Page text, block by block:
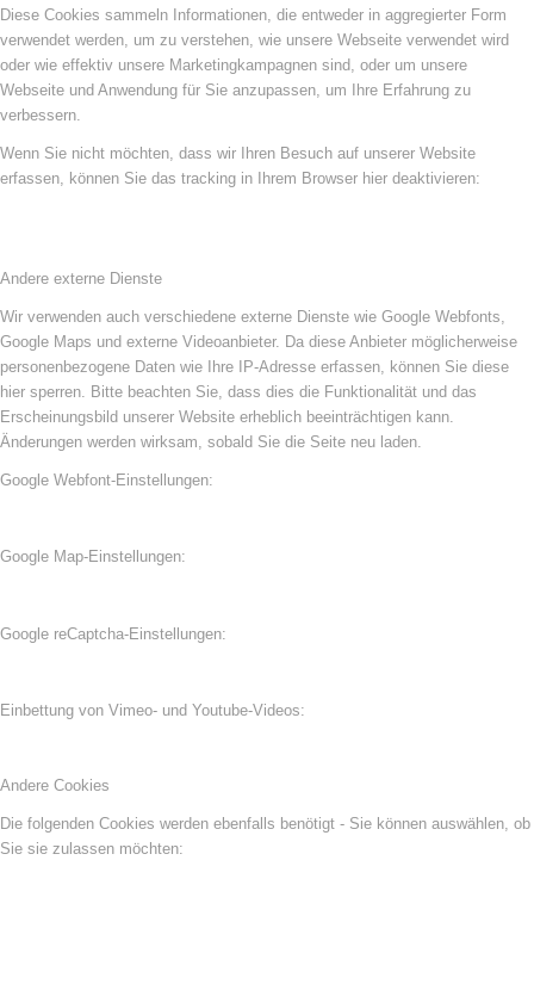
Diese Cookies sammeln Informationen, die entweder in aggregierter Form
verwendet werden, um zu verstehen, wie unsere Webseite verwendet wird
oder wie effektiv unsere Marketingkampagnen sind, oder um unsere
Webseite und Anwendung für Sie anzupassen, um Ihre Erfahrung zu
verbessern.
Wenn Sie nicht möchten, dass wir Ihren Besuch auf unserer Website
erfassen, können Sie das tracking in Ihrem Browser hier deaktivieren:
Andere externe Dienste
Wir verwenden auch verschiedene externe Dienste wie Google Webfonts,
Google Maps und externe Videoanbieter. Da diese Anbieter möglicherweise
personenbezogene Daten wie Ihre IP-Adresse erfassen, können Sie diese
hier sperren. Bitte beachten Sie, dass dies die Funktionalität und das
Erscheinungsbild unserer Website erheblich beeinträchtigen kann.
Änderungen werden wirksam, sobald Sie die Seite neu laden.
Google Webfont-Einstellungen:
Google Map-Einstellungen:
Google reCaptcha-Einstellungen:
Einbettung von Vimeo- und Youtube-Videos:
Andere Cookies
Die folgenden Cookies werden ebenfalls benötigt - Sie können auswählen, ob
Sie sie zulassen möchten: